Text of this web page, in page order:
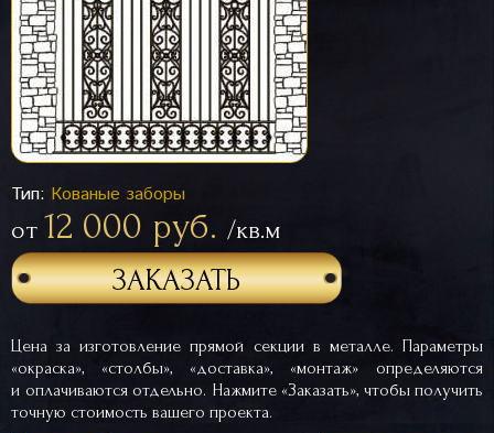
Тип: Кованые заборы
от 12 000 руб. /кв.м
ЗАКАЗАТЬ
Цена за изготовление прямой секции в металле. Параметры
«окраска», «столбы», «доставка», «монтаж» определяются
и оплачиваются отдельно. Нажмите «Заказать», чтобы получить
точную стоимость вашего проекта.